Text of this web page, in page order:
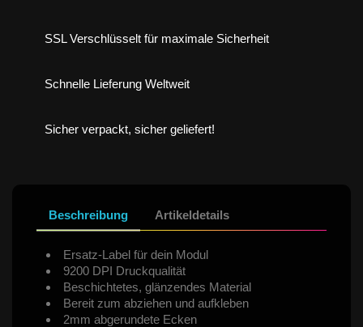
SSL Verschlüsselt für maximale Sicherheit
Schnelle Lieferung Weltweit
Sicher verpackt, sicher geliefert!
Beschreibung Artikeldetails
Ersatz-Label für dein Modul
9200 DPI Druckqualität
Beschichtetes, glänzendes Material
Bereit zum abziehen und aufkleben
2mm abgerundete Ecken